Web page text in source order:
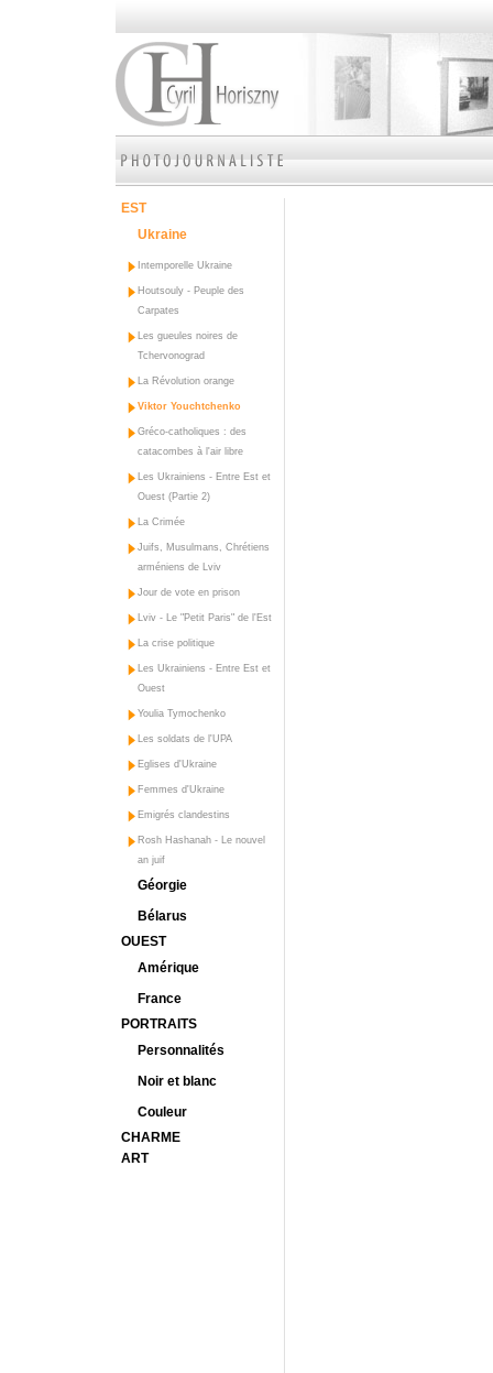
EST
Ukraine
Intemporelle Ukraine
Houtsouly - Peuple des
Carpates
Les gueules noires de
Tchervonograd
La Révolution orange
Viktor Youchtchenko
Gréco-catholiques : des
catacombes à l'air libre
Les Ukrainiens - Entre Est et
Ouest (Partie 2)
La Crimée
Juifs, Musulmans, Chrétiens
arméniens de Lviv
Jour de vote en prison
Lviv - Le "Petit Paris" de l'Est
La crise politique
Les Ukrainiens - Entre Est et
Ouest
Youlia Tymochenko
Les soldats de l'UPA
Eglises d'Ukraine
Femmes d'Ukraine
Emigrés clandestins
Rosh Hashanah - Le nouvel
an juif
Géorgie
Bélarus
OUEST
Amérique
France
PORTRAITS
Personnalités
Noir et blanc
Couleur
CHARME
ART